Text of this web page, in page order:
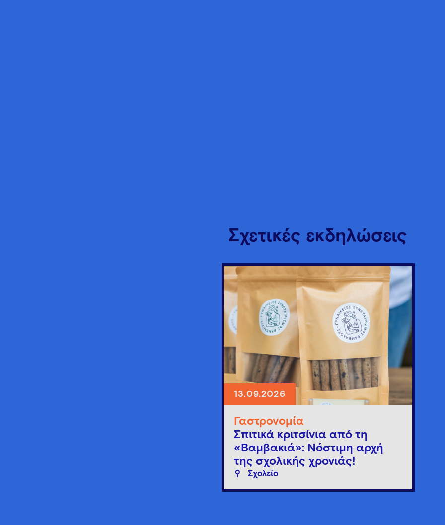
Σχετικές εκδηλώσεις
13.09.2026
Γαστρονομία
Σπιτικά κριτσίνια από τη
«Βαμβακιά»: Νόστιμη αρχή
της σχολικής χρονιάς!
Σχολείο